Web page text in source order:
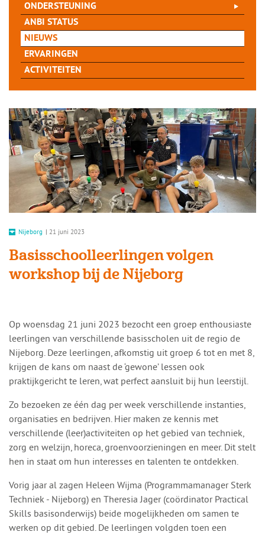
ONDERSTEUNING
ANBI STATUS
NIEUWS
ERVARINGEN
ACTIVITEITEN
Nijeborg | 21 juni 2023
Basisschoolleerlingen volgen
workshop bij de Nijeborg
Op woensdag 21 juni 2023 bezocht een groep enthousiaste
leerlingen van verschillende basisscholen uit de regio de
Nijeborg. Deze leerlingen, afkomstig uit groep 6 tot en met 8,
krijgen de kans om naast de ‘gewone’ lessen ook
praktijkgericht te leren, wat perfect aansluit bij hun leerstijl.
Zo bezoeken ze één dag per week verschillende instanties,
organisaties en bedrijven. Hier maken ze kennis met
verschillende (leer)activiteiten op het gebied van techniek,
zorg en welzijn, horeca, groenvoorzieningen en meer. Dit stelt
hen in staat om hun interesses en talenten te ontdekken.
Vorig jaar al zagen Heleen Wijma (Programmamanager Sterk
Techniek - Nijeborg) en Theresia Jager (coördinator Practical
Skills basisonderwijs) beide mogelijkheden om samen te
werken op dit gebied. De leerlingen volgden toen een